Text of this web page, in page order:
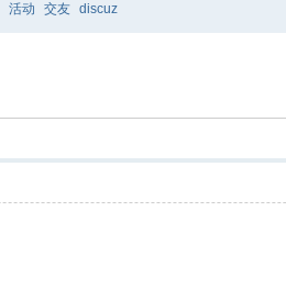
活动 交友 discuz